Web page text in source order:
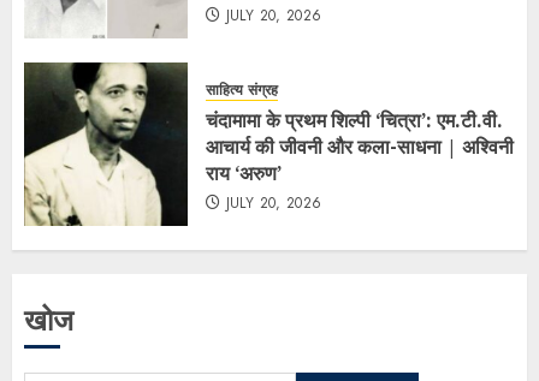
JULY 20, 2026
साहित्य संग्रह
चंदामामा के प्रथम शिल्पी ‘चित्रा’: एम.टी.वी.
आचार्य की जीवनी और कला-साधना | अश्विनी
राय ‘अरुण’
JULY 20, 2026
खोज